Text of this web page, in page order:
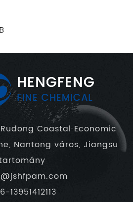
Coastal Economic
Nantong város, Jiangsu
13951412113